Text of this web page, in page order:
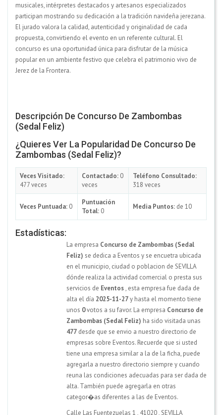
musicales, intérpretes destacados y artesanos especializados
participan mostrando su dedicación a la tradición navideña jerezana.
El jurado valora la calidad, autenticidad y originalidad de cada
propuesta, convirtiendo el evento en un referente cultural. El
concurso es una oportunidad única para disfrutar de la música
popular en un ambiente festivo que celebra el patrimonio vivo de
Jerez de la Frontera.
Descripción De Concurso De Zambombas
(Sedal Feliz)
¿Quieres Ver La Popularidad De Concurso De
Zambombas (Sedal Feliz)?
Veces Visitado:
477 veces
Contactado: 0
veces
Teléfono Consultado:
318 veces
Veces Puntuada: 0
Puntuación
Total: 0
Media Puntos: de 10
Estadísticas:
La empresa Concurso de Zambombas (Sedal
Feliz) se dedica a Eventos y se encuetra ubicada
en el municipio, ciudad o poblacion de SEVILLA
dónde realiza la actividad comercial o presta sus
servicios de Eventos, esta empresa fue dada de
alta el día 2025-11-27y hasta el momento tiene
unos 0votos a su favor. La empresa Concurso de
Zambombas (Sedal Feliz) ha sido visitada unas
477 desde que se envio a nuestro directorio de
empresas sobre Eventos. Recuerde que si usted
tiene una empresa similar a la de la ficha, puede
agregarla a nuestro directorio siempre y cuando
reuna las condiciones adecuadas para ser dada de
alta. También puede agregarla en otras
categor�as diferentes a las de Eventos.
Calle Las Fuentezuelas 1 , 41020,SEVILLA